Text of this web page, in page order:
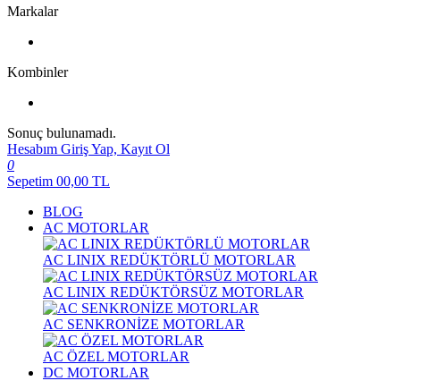
Markalar
Kombinler
Sonuç bulunamadı.
Hesabım Giriş Yap, Kayıt Ol
0
Sepetim 00,00 TL
BLOG
AC MOTORLAR
AC LINIX REDÜKTÖRLÜ MOTORLAR
AC LINIX REDÜKTÖRSÜZ MOTORLAR
AC SENKRONİZE MOTORLAR
AC ÖZEL MOTORLAR
DC MOTORLAR